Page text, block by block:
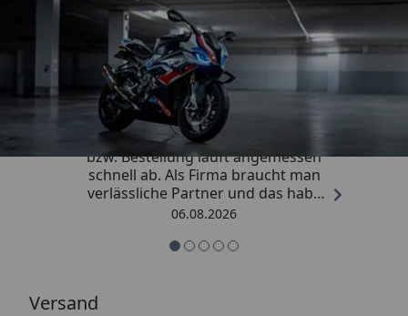
Trusted Shops
4,85/ 5
„Die Abwicklung eines Auftrages
bzw. Bestellung läuft angemessen
schnell ab. Als Firma braucht man
verlässliche Partner und das habe
ich hier gefunden.“
06.08.2026
Versand